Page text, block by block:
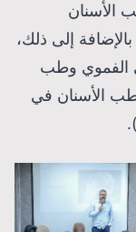
طب الأسنان
بجامعة تافتس (٢٠٠٥-٢٠١١). بالإضافة إلى ذلك،
الفموي وطب
لطب الأسنان في